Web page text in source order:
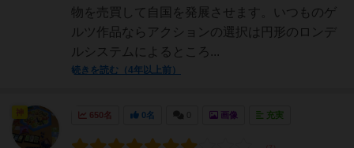
物を売買して自国を発展させます。いつものゲ
ルツ作品ならアクションの選択は円形のロンデ
ルシステムによるところ...
続きを読む（4年以上前）
650名 0名 画像 充実
神